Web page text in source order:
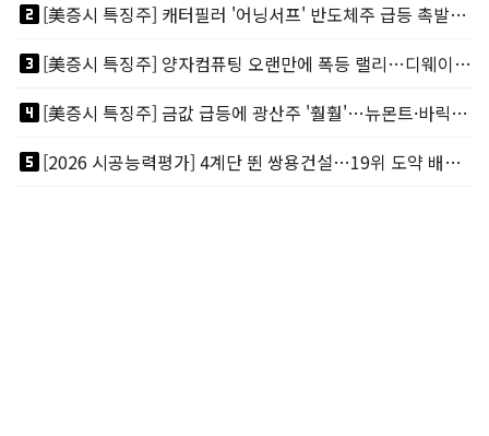
looks_two
[美증시 특징주] 캐터필러 '어닝서프' 반도체주 급등 촉발…"AI 데이터센터 건설 강력"
looks_3
[美증시 특징주] 양자컴퓨팅 오랜만에 폭등 랠리…디웨이브·아이온큐 주도
looks_4
[美증시 특징주] 금값 급등에 광산주 '훨훨'…뉴몬트·바릭마이닝 주도
looks_5
[2026 시공능력평가] 4계단 뛴 쌍용건설…19위 도약 배경엔 ‘재무체력’